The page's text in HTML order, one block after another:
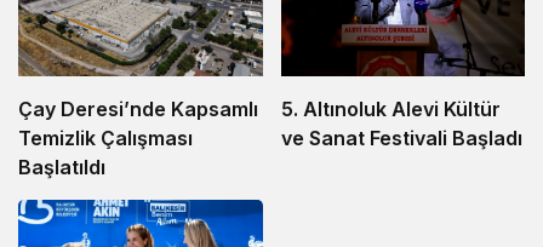
Çay Deresi’nde Kapsamlı
Temizlik Çalışması
Başlatıldı
5. Altınoluk Alevi Kültür
ve Sanat Festivali Başladı